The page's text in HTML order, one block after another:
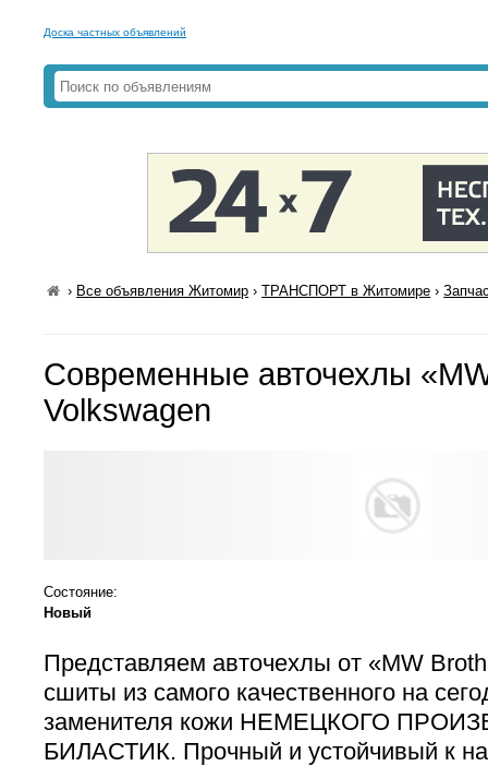
Доска частных объявлений
› Все объявления Житомир ›ТРАНСПОРТ в Житомире ›
Современные авточехлы
Volkswagen
Состояние:
Новый
Представляем авточехлы от «MW
сшиты из самого качественного на
заменителя кожи НЕМЕЦКОГО
БИЛАСТИК. Прочный и устойчивый к